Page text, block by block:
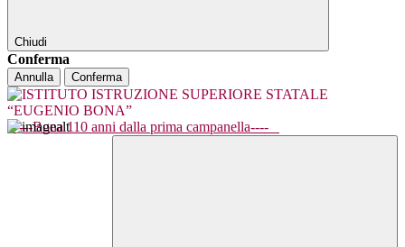
Chiudi
Conferma
Annulla Conferma
----Bona 110 anni dalla prima campanella----